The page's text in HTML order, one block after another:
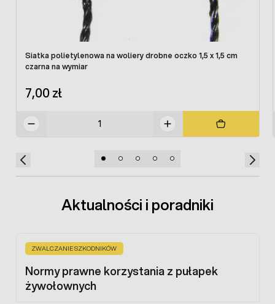
Siatka polietylenowa na woliery drobne oczko 1,5 x 1,5 cm
czarna na wymiar
7,00 zł
Aktualności i poradniki
ZWALCZANIE SZKODNIKÓW
Normy prawne korzystania z pułapek
żywołownych